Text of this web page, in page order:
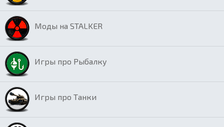
Моды на STALKER
Игры про Рыбалку
Игры про Танки